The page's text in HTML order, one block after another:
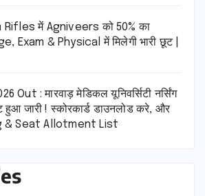
Rifles में Agniveers को 50% का
Exam & Physical में मिलेगी भारी छूट |
Out : मारवाड़ मेडिकल यूनिवर्सिटी नर्सिंग
हुआ जारी ! स्कोरकार्ड डाउनलोड करे, और
& Seat Allotment List